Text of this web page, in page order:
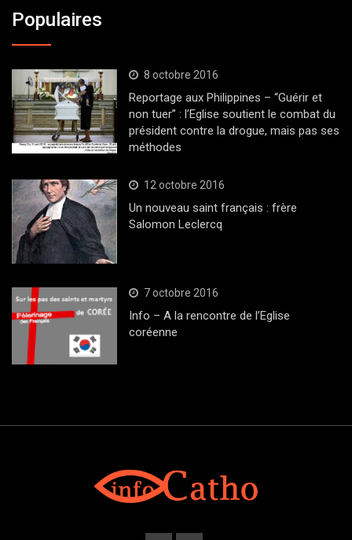
Populaires
8 octobre 2016
Reportage aux Philippines – “Guérir et
non tuer” : l’Eglise soutient le combat du
président contre la drogue, mais pas ses
méthodes
12 octobre 2016
Un nouveau saint français : frère
Salomon Leclercq
7 octobre 2016
Info – A la rencontre de l’Eglise
coréenne